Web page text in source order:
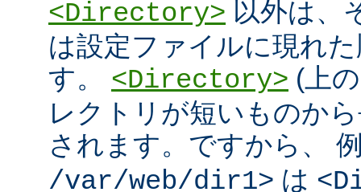
<Directory> 以外は、
は設定ファイルに現れ
す。 <Directory> (上
レクトリが短いものか
されます。ですから、
/var/web/dir1> は